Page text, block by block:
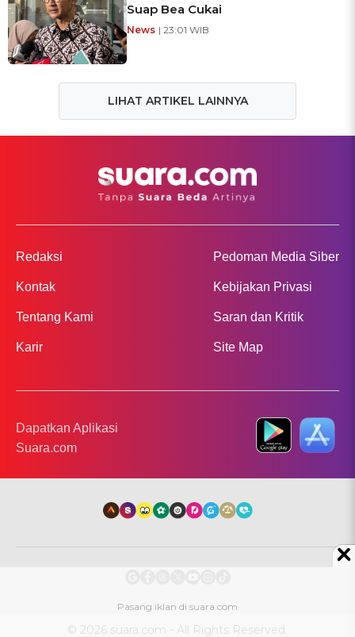
Suap Bea Cukai
News | 23:01 WIB
LIHAT ARTIKEL LAINNYA
Redaksi
Kontak
Tentang Kami
Karir
Pedoman Media Siber
Kebijakan Privasi
Saran dan Kritik
Site Map
Dapatkan Aplikasi
Suara.com
© 2026 suara.com - All Rights Reserved.